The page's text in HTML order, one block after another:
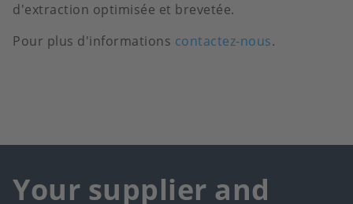
d'extraction optimisée et brevetée.
Pour plus d'informations contactez-nous.
Your supplier and